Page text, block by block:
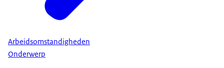
Arbeidsomstandigheden
Onderwerp